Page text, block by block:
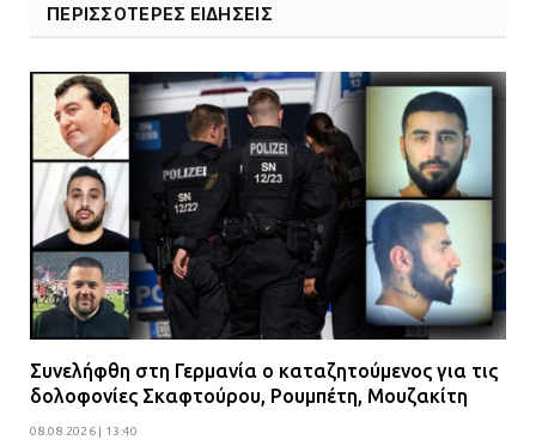
ΠΕΡΙΣΣΟΤΕΡΕΣ ΕΙΔΗΣΕΙΣ
Συνελήφθη στη Γερμανία ο καταζητούμενος για τις
δολοφονίες Σκαφτούρου, Ρουμπέτη, Μουζακίτη
08.08.2026 | 13:40